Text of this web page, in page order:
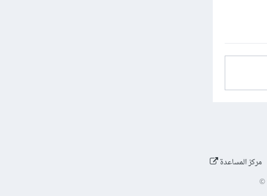
مركز المساعدة
©